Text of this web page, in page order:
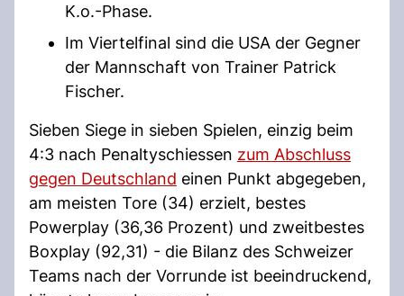
K.o.-Phase.
Im Viertelfinal sind die USA der Gegner
der Mannschaft von Trainer Patrick
Fischer.
Sieben Siege in sieben Spielen, einzig beim
4:3 nach Penaltyschiessen zum Abschluss
gegen Deutschland einen Punkt abgegeben,
am meisten Tore (34) erzielt, bestes
Powerplay (36,36 Prozent) und zweitbestes
Boxplay (92,31) - die Bilanz des Schweizer
Teams nach der Vorrunde ist beeindruckend,